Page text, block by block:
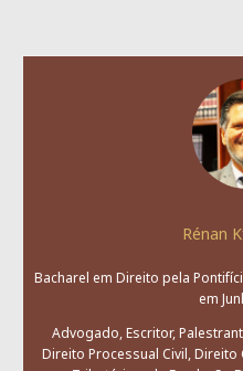
Rénan
Bacharel em Direito pela
em
Advogado, Escritor,
Direito Processual Civil,